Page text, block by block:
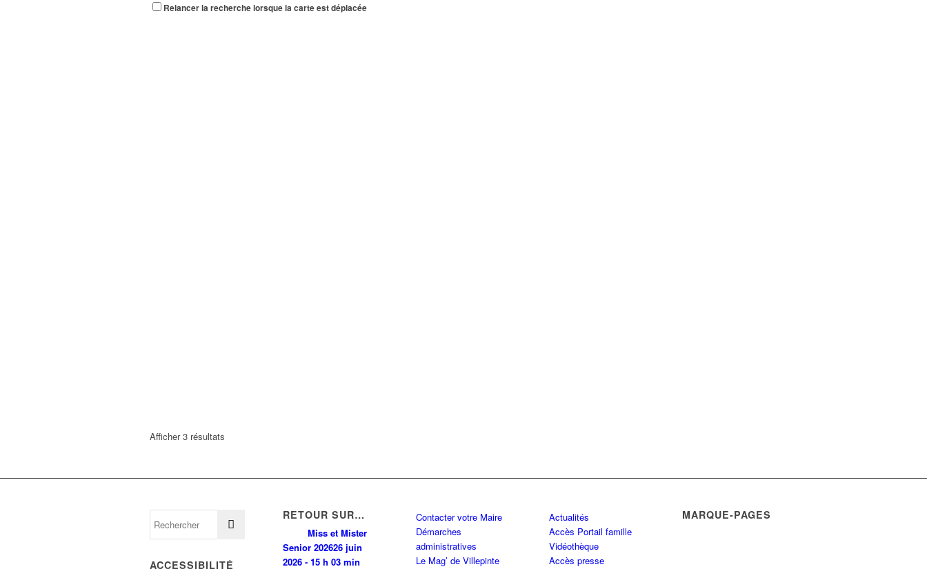
Relancer la recherche lorsque la carte est déplacée
Afficher 3 résultats
ACCESSIBILITÉ
RETOUR SUR…
Miss et Mister
Senior 202626 juin
2026 - 15 h 03 min
Contacter votre Maire
Démarches
administratives
Le Mag’ de Villepinte
Actualités
Accès Portail famille
Vidéothèque
Accès presse
MARQUE-PAGES